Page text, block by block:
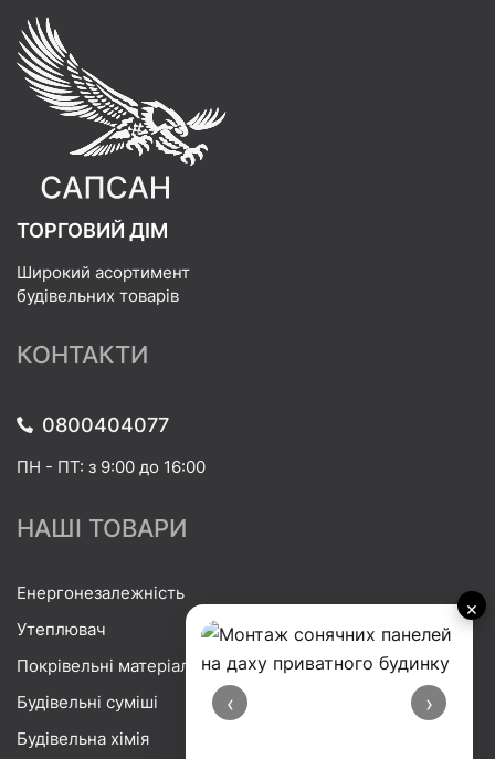
×
‹ ›
ТОРГОВИЙ ДІМ
Широкий асортимент
будівельних товарів
КОНТАКТИ
0800404077
ПН - ПТ: з 9:00 до 16:00
НАШІ ТОВАРИ
Енергонезалежність
Утеплювач
Покрівельні матеріали
Будівельні суміші
Будівельна хімія